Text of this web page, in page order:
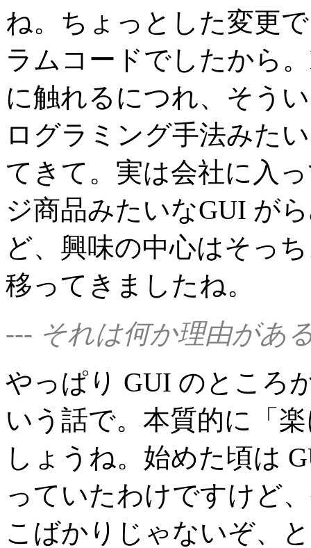
ね。ちょっとした変更
ラムコードでしたから
に触れるにつれ、そう
ログラミング手法みた
てきて。実は会社に入
ジ商品みたいなGUI が
ど、興味の中心はそっ
移ってきましたね。
--- それは何か理由があ
やっぱり GUI のところ
いう話で。本質的に「
しょうね。始めた頃は
っていたわけですけど
こばかりじゃないぞ、